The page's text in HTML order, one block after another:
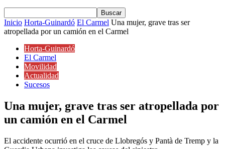
Inicio Horta-Guinardó El Carmel Una mujer, grave tras ser
atropellada por un camión en el Carmel
Horta-Guinardó
El Carmel
Movilidad
Actualidad
Sucesos
Una mujer, grave tras ser atropellada por
un camión en el Carmel
El accidente ocurrió en el cruce de Llobregós y Pantà de Tremp y la